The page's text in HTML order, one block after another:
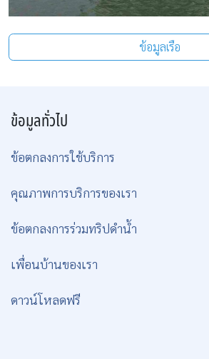
ข้อมูลเรือ
ข้อมูลทั่วไป
ข้อตกลงการใช้บริการ
คุณภาพการบริการของเรา
ข้อตกลงการร่วมทริปดำน้ำ
เพื่อนบ้านของเรา
ดาวน์โหลดฟรี